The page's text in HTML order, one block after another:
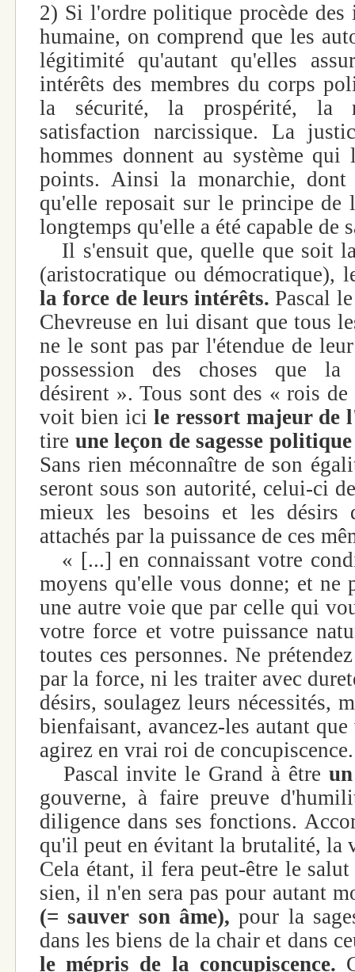
2) Si l'ordre politique procède
humaine, on comprend que les
légitimité qu'autant qu'elles
intérêts des membres du corps
la sécurité, la prospérité, la
satisfaction narcissique. La
hommes donnent au système qui
points. Ainsi la monarchie, dont
qu'elle reposait sur le principe de
longtemps qu'elle a été capable de
Il s'ensuit que, quelle que soit
(aristocratique ou démocratique),
la force de leurs intérêts. Pascal
Chevreuse en lui disant que tous
ne le sont pas par l'étendue de
possession des choses que la
désirent ». Tous sont des « rois de
voit bien ici le ressort majeur de
tire une leçon de sagesse politique
Sans rien méconnaître de son
seront sous son autorité, celui-ci
mieux les besoins et les
attachés par la puissance de ces
« [...] en connaissant votre
moyens qu'elle vous donne; et ne
une autre voie que par celle qui
votre force et votre puissance
toutes ces personnes. Ne
par la force, ni les traiter avec
désirs, soulagez leurs nécessités,
bienfaisant, avancez-les autant
agirez en vrai roi de
Pascal invite le Grand à être
gouverne, à faire preuve
diligence dans ses fonctions.
qu'il peut en évitant la brutalité, la
Cela étant, il fera peut-être le
sien, il n'en sera pas pour autant
(= sauver son âme), pour la
dans les biens de la chair et dans
le mépris de la concupiscence.